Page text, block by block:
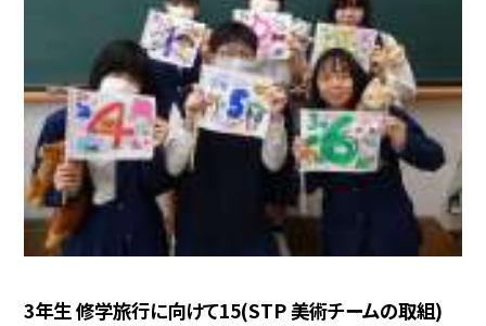
3年生 修学旅行に向けて15(STP 美術チームの取組)